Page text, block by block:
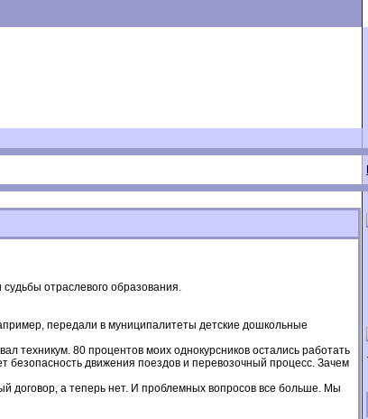
отраслевого образования.
передали в муниципалитеты детские дошкольные
техникум. 80 процентов моих однокурсников остались работать
движения поездов и перевозочный процесс. Зачем
договор, а теперь нет. И проблемных вопросов все больше. Мы